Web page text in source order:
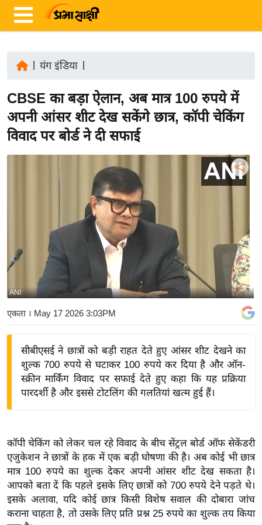
ज़ा
ख
ब
र
र्रा
ष्ट्री
बि
ज़
ने
द्यो
वि
शे
ष
ज्ञ
रा
यंग इंडिया
CBSE का बड़ा ऐलान, अब मात्र 100 रुपये में
अपनी आंसर शीट देख सकेंगे छात्र, कॉपी चेकिंग
विवाद पर बोर्ड ने दी सफाई
ANI
एकता । May 17 2026 3:03PM
सीबीएसई ने छात्रों को बड़ी राहत देते हुए आंसर शीट देखने का
शुल्क 700 रुपये से घटाकर 100 रुपये कर दिया है और ऑन-
स्क्रीन मार्किंग विवाद पर सफाई देते हुए कहा कि यह प्रक्रिया
पारदर्शी है और इससे टोटलिंग की गलतियां खत्म हुई हैं।
कॉपी चेकिंग को लेकर चल रहे विवाद के बीच सेंट्रल बोर्ड ऑफ सेकेंडरी
एजुकेशन ने छात्रों के हक में एक बड़ी घोषणा की है। अब कोई भी छात्र
मात्र 100 रुपये का शुल्क देकर अपनी आंसर शीट देख सकता है।
आपको बता दें कि पहले इसके लिए छात्रों को 700 रुपये देने पड़ते थे।
इसके अलावा, यदि कोई छात्र किसी विशेष सवाल की दोबारा जांच
कराना चाहता है, तो उसके लिए प्रति प्रश्न 25 रुपये का शुल्क तय किया